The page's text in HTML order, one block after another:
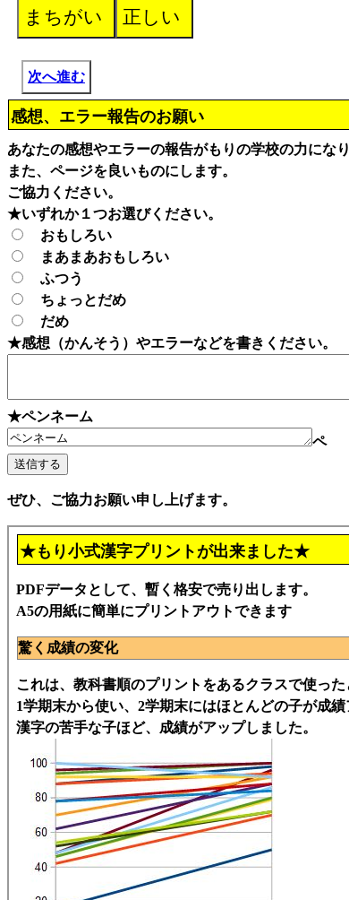
次へ進む
感想、エラー報告のお願い
あなたの感想やエラーの報告がもりの学校の力になり
また、ページを良いものにします。
ご協力ください。
★いずれか１つお選びください。
おもしろい
まあまあおもしろい
ふつう
ちょっとだめ
だめ
★感想（かんそう）やエラーなどを書きください。
★ペンネーム
ペ
ぜひ、ご協力お願い申し上げます。